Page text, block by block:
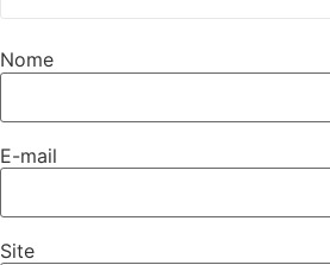
Nome
E-mail
Site